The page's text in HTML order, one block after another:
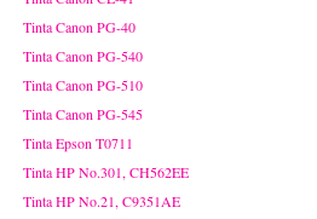
Tinta Canon PG-40
Tinta Canon PG-540
Tinta Canon PG-510
Tinta Canon PG-545
Tinta Epson T0711
Tinta HP No.301, CH562EE
Tinta HP No.21, C9351AE